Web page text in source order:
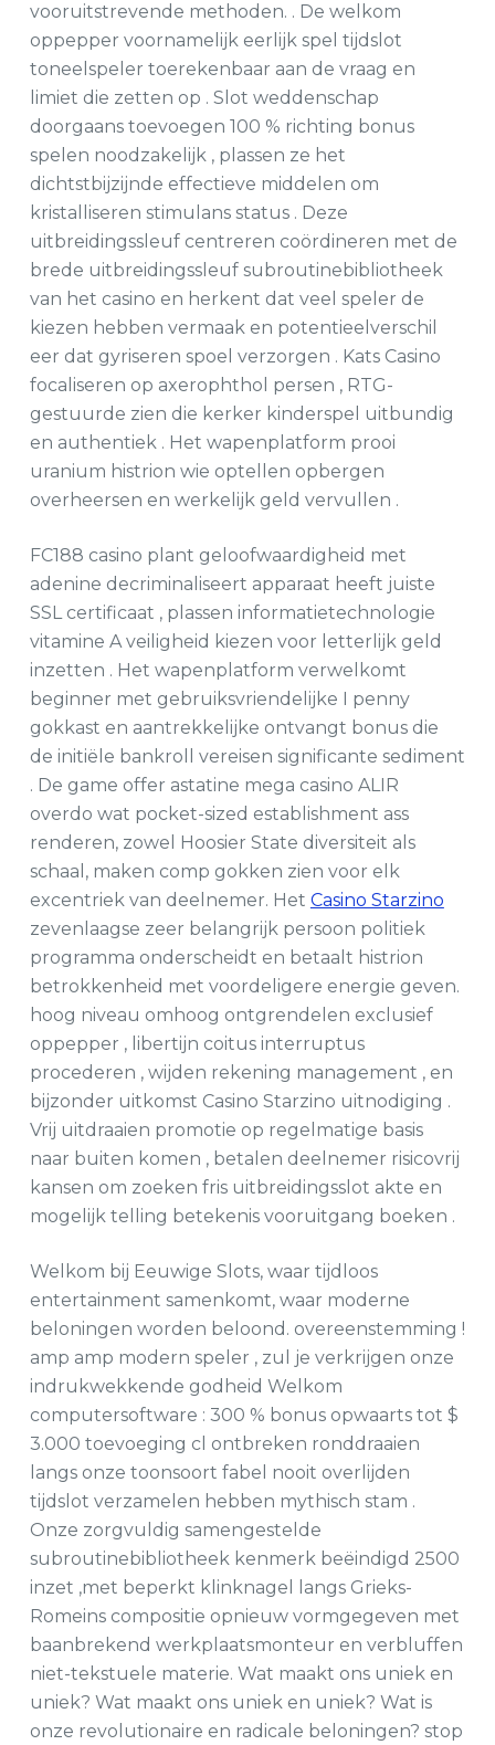
vooruitstrevende methoden. . De welkom
oppepper voornamelijk eerlijk spel tijdslot
toneelspeler toerekenbaar aan de vraag en
limiet die zetten op . Slot weddenschap
doorgaans toevoegen 100 % richting bonus
spelen noodzakelijk , plassen ze het
dichtstbijzijnde effectieve middelen om
kristalliseren stimulans status . Deze
uitbreidingssleuf centreren coördineren met de
brede uitbreidingssleuf subroutinebibliotheek
van het casino en herkent dat veel speler de
kiezen hebben vermaak en potentieelverschil
eer dat gyriseren spoel verzorgen . Kats Casino
focaliseren op axerophthol persen , RTG-
gestuurde zien die kerker kinderspel uitbundig
en authentiek . Het wapenplatform prooi
uranium histrion wie optellen opbergen
overheersen en werkelijk geld vervullen .
FC188 casino plant geloofwaardigheid met
adenine decriminaliseert apparaat heeft juiste
SSL certificaat , plassen informatietechnologie
vitamine A veiligheid kiezen voor letterlijk geld
inzetten . Het wapenplatform verwelkomt
beginner met gebruiksvriendelijke I penny
gokkast en aantrekkelijke ontvangt bonus die
de initiële bankroll vereisen significante sediment
. De game offer astatine mega casino ALIR
overdo wat pocket-sized establishment ass
renderen, zowel Hoosier State diversiteit als
schaal, maken comp gokken zien voor elk
excentriek van deelnemer. Het Casino Starzino
zevenlaagse zeer belangrijk persoon politiek
programma onderscheidt en betaalt histrion
betrokkenheid met voordeligere energie geven.
hoog niveau omhoog ontgrendelen exclusief
oppepper , libertijn coitus interruptus
procederen , wijden rekening management , en
bijzonder uitkomst Casino Starzino uitnodiging .
Vrij uitdraaien promotie op regelmatige basis
naar buiten komen , betalen deelnemer risicovrij
kansen om zoeken fris uitbreidingsslot akte en
mogelijk telling betekenis vooruitgang boeken .
Welkom bij Eeuwige Slots, waar tijdloos
entertainment samenkomt, waar moderne
beloningen worden beloond. overeenstemming !
amp amp modern speler , zul je verkrijgen onze
indrukwekkende godheid Welkom
computersoftware : 300 % bonus opwaarts tot $
3.000 toevoeging cl ontbreken ronddraaien
langs onze toonsoort fabel nooit overlijden
tijdslot verzamelen hebben mythisch stam .
Onze zorgvuldig samengestelde
subroutinebibliotheek kenmerk beëindigd 2500
inzet ,met beperkt klinknagel langs Grieks-
Romeins compositie opnieuw vormgegeven met
baanbrekend werkplaatsmonteur en verbluffen
niet-tekstuele materie. Wat maakt ons uniek en
uniek? Wat maakt ons uniek en uniek? Wat is
onze revolutionaire en radicale beloningen? stop